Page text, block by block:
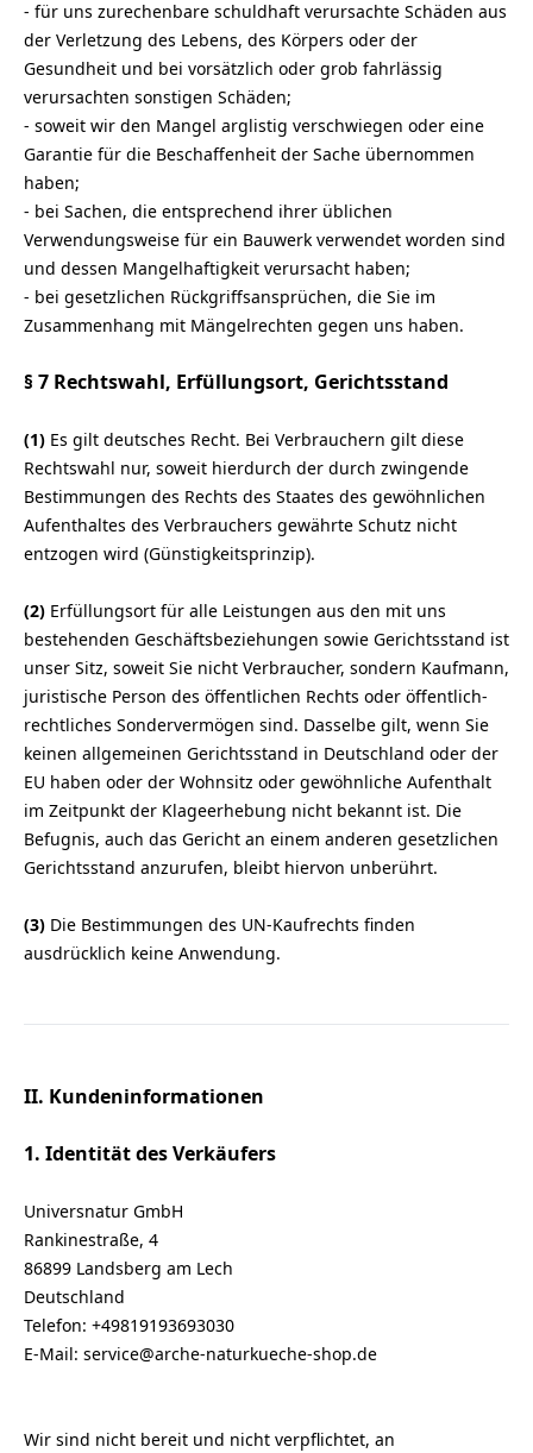
- für uns zurechenbare schuldhaft verursachte Schäden aus
der Verletzung des Lebens, des Körpers oder der
Gesundheit und bei vorsätzlich oder grob fahrlässig
verursachten sonstigen Schäden;
- soweit wir den Mangel arglistig verschwiegen oder eine
Garantie für die Beschaffenheit der Sache übernommen
haben;
- bei Sachen, die entsprechend ihrer üblichen
Verwendungsweise für ein Bauwerk verwendet worden sind
und dessen Mangelhaftigkeit verursacht haben;
- bei gesetzlichen Rückgriffsansprüchen, die Sie im
Zusammenhang mit Mängelrechten gegen uns haben.
§ 7 Rechtswahl, Erfüllungsort, Gerichtsstand
(1) Es gilt deutsches Recht. Bei Verbrauchern gilt diese
Rechtswahl nur, soweit hierdurch der durch zwingende
Bestimmungen des Rechts des Staates des gewöhnlichen
Aufenthaltes des Verbrauchers gewährte Schutz nicht
entzogen wird (Günstigkeitsprinzip).
(2) Erfüllungsort für alle Leistungen aus den mit uns
bestehenden Geschäftsbeziehungen sowie Gerichtsstand ist
unser Sitz, soweit Sie nicht Verbraucher, sondern Kaufmann,
juristische Person des öffentlichen Rechts oder öffentlich-
rechtliches Sondervermögen sind. Dasselbe gilt, wenn Sie
keinen allgemeinen Gerichtsstand in Deutschland oder der
EU haben oder der Wohnsitz oder gewöhnliche Aufenthalt
im Zeitpunkt der Klageerhebung nicht bekannt ist. Die
Befugnis, auch das Gericht an einem anderen gesetzlichen
Gerichtsstand anzurufen, bleibt hiervon unberührt.
(3) Die Bestimmungen des UN-Kaufrechts finden
ausdrücklich keine Anwendung.
II. Kundeninformationen
1. Identität des Verkäufers
Universnatur GmbH
Rankinestraße, 4
86899 Landsberg am Lech
Deutschland
Telefon: +49819193693030
E-Mail: service@arche-naturkueche-shop.de
Wir sind nicht bereit und nicht verpflichtet, an